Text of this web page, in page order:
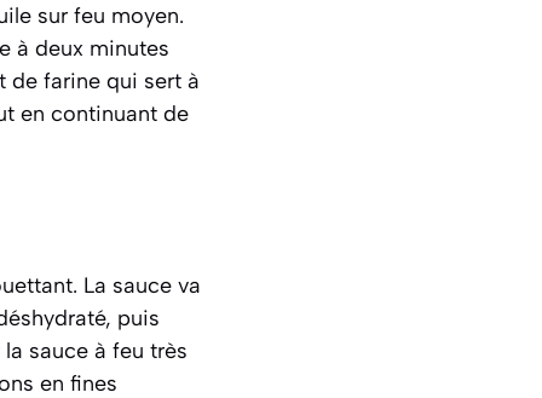
sur feu moyen.
à deux minutes
de farine qui sert à
en continuant de
La sauce va
puis
sauce à feu très
en fines